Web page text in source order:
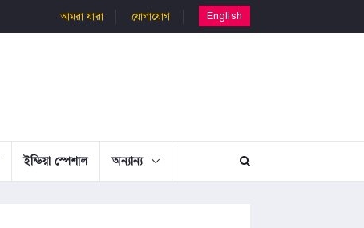
আমরা যারা যোগাযোগ English
ইন্ডিয়া স্পেশাল অন্যান্য